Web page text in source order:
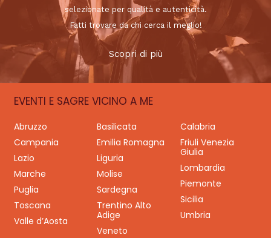
selezionate per qualità e autenticità.
Fatti trovare da chi cerca il meglio!
Scopri di più
EVENTI E SAGRE VICINO A ME
Abruzzo Basilicata
Calabria
Campania
Emilia Romagna
Friuli Venezia
Giulia
Lazio
Liguria
Lombardia
Marche
Molise
Piemonte
Puglia
Sardegna
Sicilia
Toscana
Trentino Alto
Adige
Umbria
Valle d’Aosta
Veneto